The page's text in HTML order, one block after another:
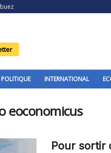
POLITIQUE INTERNATIONAL
eoconomicus
Pour sortir